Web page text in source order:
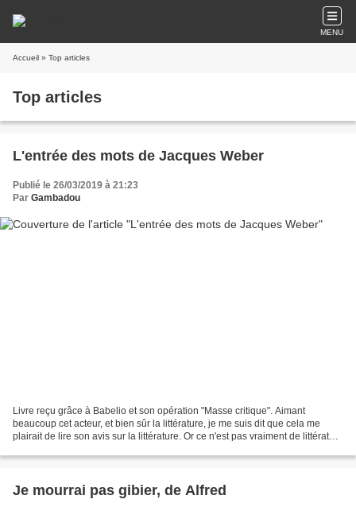
MENU
Accueil » Top articles
Top articles
L'entrée des mots de Jacques Weber
Publié le 26/03/2019 à 21:23
Par Gambadou
Livre reçu grâce à Babelio et son opération "Masse critique". Aimant
beaucoup cet acteur, et bien sûr la littérature, je me suis dit que cela me
plairait de lire son avis sur la littérature. Or ce n'est pas vraiment de littérature
Je mourrai pas gibier, de Alfred